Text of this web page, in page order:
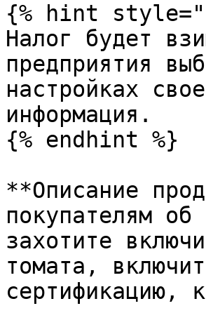
{% hint
Налог будет
предприятия
настройках
информация.
{% endhint %}
**Описание
покупателям
захотите
томата,
сертификацию,